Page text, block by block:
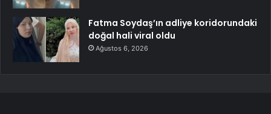
Fatma Soydaş’ın adliye koridorundaki
doğal hali viral oldu
Ağustos 6, 2026